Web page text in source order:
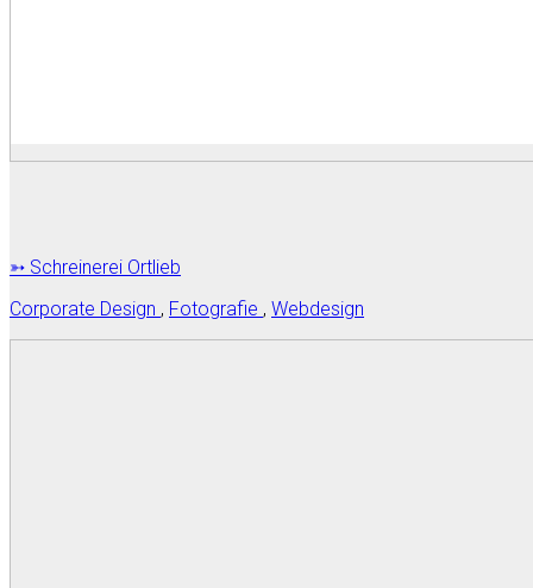
➳ Schreinerei Ortlieb
Corporate Design , Fotografie , Webdesign